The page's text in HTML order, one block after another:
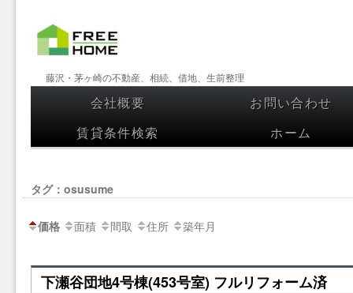
【フリー
ホーム】
藤沢・茅
ヶ崎の不
動産、相
続、借
地、生前
整理
藤沢・茅ヶ崎の不動産、相続、借地、生前整理
コンテンツへスキップ
会社概要
お問い合わせ
賃貸条件検索
ホーム
タグ：osusume
価格 面積 間取 住所 築年月
下瀬谷団地4号棟(453号室) フルリフォーム済